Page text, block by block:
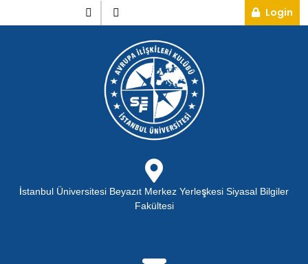
to
Instagram Login
İstanbul Üniversitesi Beyazıt Merkez Yerleşkesi Siyasal Bilgiler
Fakültesi